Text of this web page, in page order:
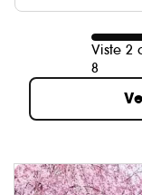
Viste 2
8